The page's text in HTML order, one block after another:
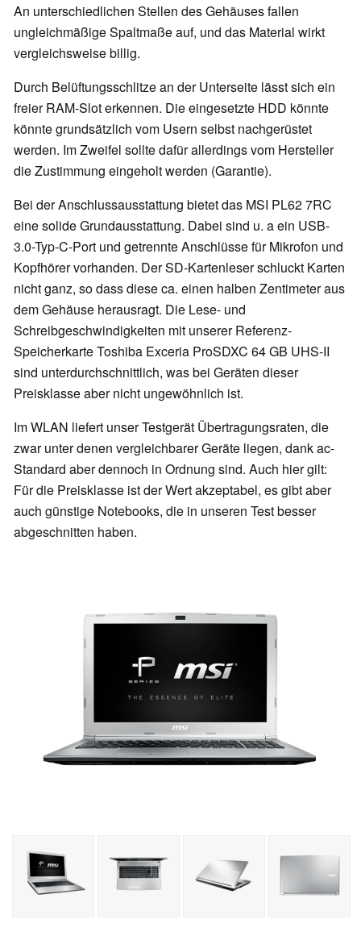
An unterschiedlichen Stellen des Gehäuses fallen
ungleichmäßige Spaltmaße auf, und das Material wirkt
vergleichsweise billig.
Durch Belüftungsschlitze an der Unterseite lässt sich ein
freier RAM-Slot erkennen. Die eingesetzte HDD könnte
könnte grundsätzlich vom Usern selbst nachgerüstet
werden. Im Zweifel sollte dafür allerdings vom Hersteller
die Zustimmung eingeholt werden (Garantie).
Bei der Anschlussausstattung bietet das MSI PL62 7RC
eine solide Grundausstattung. Dabei sind u. a ein USB-
3.0-Typ-C-Port und getrennte Anschlüsse für Mikrofon und
Kopfhörer vorhanden. Der SD-Kartenleser schluckt Karten
nicht ganz, so dass diese ca. einen halben Zentimeter aus
dem Gehäuse herausragt. Die Lese- und
Schreibgeschwindigkeiten mit unserer Referenz-
Speicherkarte Toshiba Exceria ProSDXC 64 GB UHS-II
sind unterdurchschnittlich, was bei Geräten dieser
Preisklasse aber nicht ungewöhnlich ist.
Im WLAN liefert unser Testgerät Übertragungsraten, die
zwar unter denen vergleichbarer Geräte liegen, dank ac-
Standard aber dennoch in Ordnung sind. Auch hier gilt:
Für die Preisklasse ist der Wert akzeptabel, es gibt aber
auch günstige Notebooks, die in unseren Test besser
abgeschnitten haben.